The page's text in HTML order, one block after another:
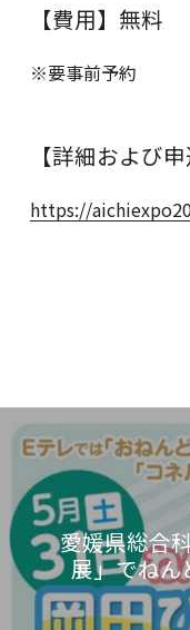
【費用】無料
※要事前予約
【詳細および申
https://
愛媛県総合
展」でねん